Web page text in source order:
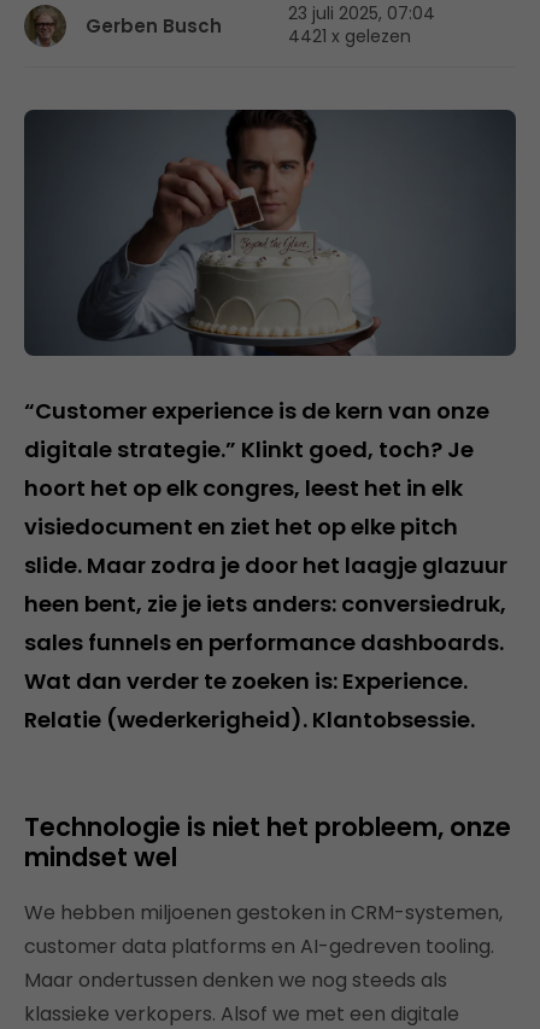
Gerben Busch
23 juli 2025, 07:04
4421 x gelezen
“Customer experience is de kern van onze
digitale strategie.” Klinkt goed, toch? Je
hoort het op elk congres, leest het in elk
visiedocument en ziet het op elke pitch
slide. Maar zodra je door het laagje glazuur
heen bent, zie je iets anders: conversiedruk,
sales funnels en performance dashboards.
Wat dan verder te zoeken is: Experience.
Relatie (wederkerigheid). Klantobsessie.
Technologie is niet het probleem, onze
mindset wel
We hebben miljoenen gestoken in CRM-systemen,
customer data platforms en AI-gedreven tooling.
Maar ondertussen denken we nog steeds als
klassieke verkopers. Alsof we met een digitale